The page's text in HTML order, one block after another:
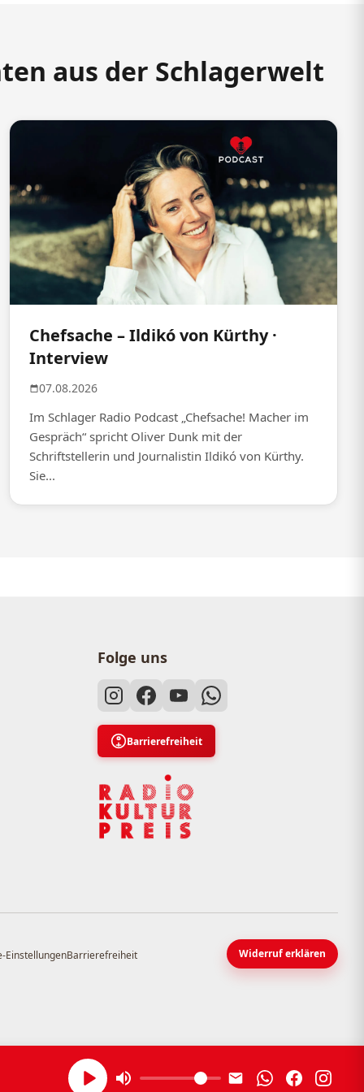
aus der Schlagerwelt
Chefsache – Ildikó von Kürthy ·
Interview
07.08.2026
Im Schlager Radio Podcast „Chefsache! Macher im
Gespräch“ spricht Oliver Dunk mit der
Schriftstellerin und Journalistin Ildikó von Kürthy.
Sie...
Folge uns
Barrierefreiheit
EinstellungenBarrierefreiheit Widerruf erklären